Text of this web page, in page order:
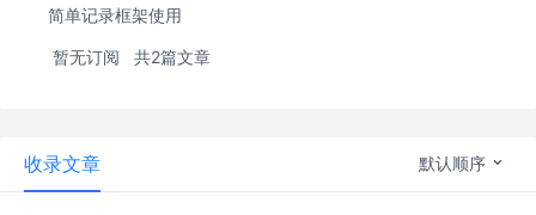
简单记录框架使用
暂无订阅 共2篇文章
收录文章 默认顺序